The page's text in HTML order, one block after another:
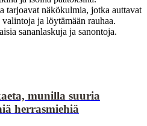
tarjoavat näkökulmia, jotka auttavat
ja löytämään rauhaa.
sananlaskuja ja sanontoja.
munilla suuria
herrasmiehiä